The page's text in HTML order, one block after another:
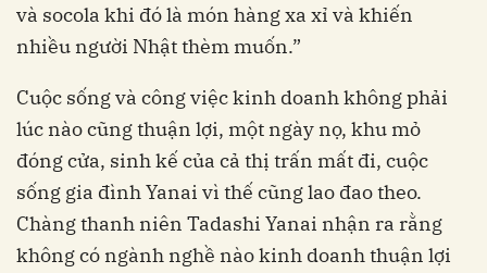
và socola khi đó là món hàng xa xỉ và khiến
nhiều người Nhật thèm muốn.”
Cuộc sống và công việc kinh doanh không phải
lúc nào cũng thuận lợi, một ngày nọ, khu mỏ
đóng cửa, sinh kế của cả thị trấn mất đi, cuộc
sống gia đình Yanai vì thế cũng lao đao theo.
Chàng thanh niên Tadashi Yanai nhận ra rằng
không có ngành nghề nào kinh doanh thuận lợi